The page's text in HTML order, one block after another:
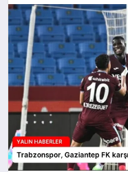
TEKNOLOJİ
MAGAZİN
SAĞLIK